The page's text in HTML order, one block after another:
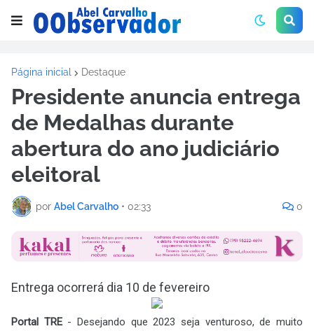
Página inicial Destaque
Presidente anuncia entrega
de Medalhas durante
abertura do ano judiciário
eleitoral
por Abel Carvalho • 02:33 0
Entrega ocorrerá dia 10 de fevereiro
Portal TRE- Desejando que 2023 seja venturoso, de muito